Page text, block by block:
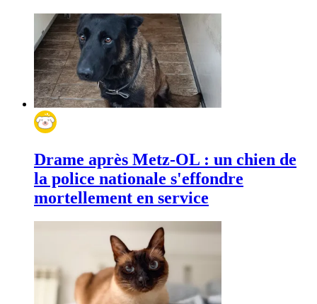
Drame après Metz-OL : un chien de
la police nationale s'effondre
mortellement en service